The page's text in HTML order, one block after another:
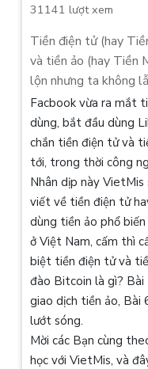
31141 lượt xem
Tiền điện tử (hay
và tiền ảo (hay Tiền
lộn nhưng ta không
Facbook vừa ra mắt
dùng, bắt đầu dùng
chắn tiền điện tử và
tới, trong thời công
Nhân dịp này
viết về tiền điện tử
dùng tiền ảo phổ
ở Việt Nam, cấm thì
biệt tiền điện tử và
đào Bitcoin là gì? Bài
giao dịch tiền ảo, Bài
lướt sóng.
Mời các Bạn cùng
học với VietMis, và